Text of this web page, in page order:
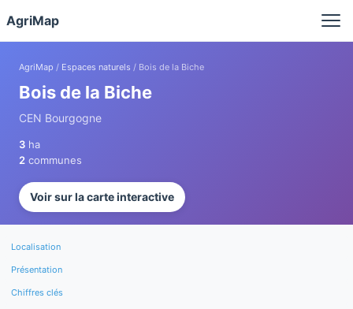
AgriMap
AgriMap / Espaces naturels / Bois de la Biche
Bois de la Biche
CEN Bourgogne
3 ha
2 communes
Voir sur la carte interactive
Localisation
Présentation
Chiffres clés